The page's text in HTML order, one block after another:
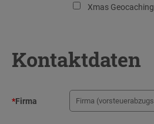
Xmas Geocaching
Kontaktdaten
*Firma